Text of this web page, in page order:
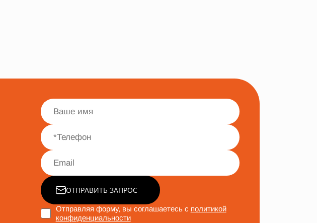
ОТПРАВИТЬ ЗАПРОС
Отправляя форму, вы соглашаетесь с политикой
конфиденциальности